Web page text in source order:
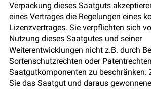
Verpackung dieses Saatguts
eines Vertrages die Regelungen eines
Lizenzvertrages. Sie verpflichten sich
Nutzung dieses Saatgutes und seiner
Weiterentwicklungen nicht z.B. durch
Sortenschutzrechten oder
Saatgutkomponenten zu beschränken.
Sie das Saatgut und daraus